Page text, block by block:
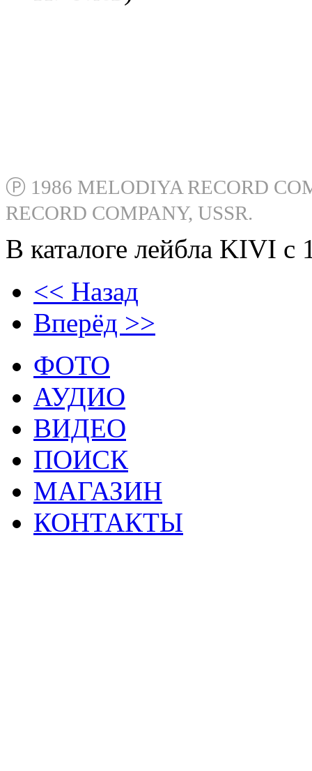
Ⓟ 1986 MELODIYA RECORD
RECORD COMPANY, USSR.
В каталоге лейбла KIVI с
<< Назад
Вперёд >>
ФОТО
АУДИО
ВИДЕО
ПОИСК
МАГАЗИН
КОНТАКТЫ